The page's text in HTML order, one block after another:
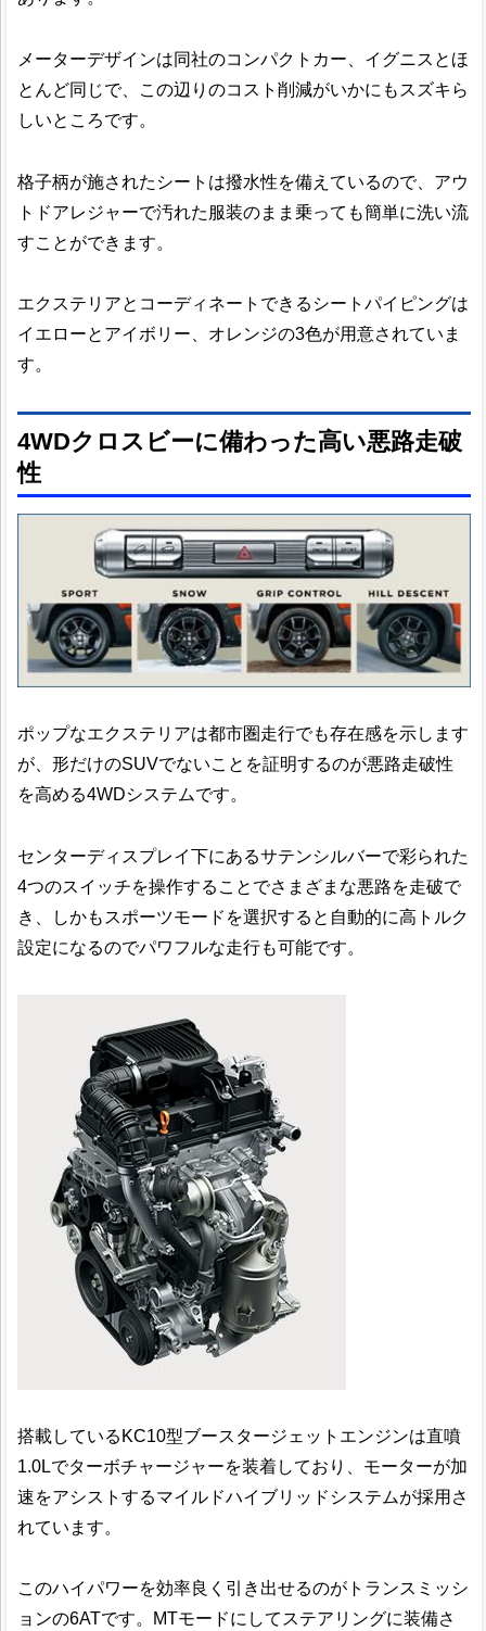
メーターデザインは同社のコンパクトカー、イグニスとほ
とんど同じで、この辺りのコスト削減がいかにもスズキら
しいところです。
格子柄が施されたシートは撥水性を備えているので、アウ
トドアレジャーで汚れた服装のまま乗っても簡単に洗い流
すことができます。
エクステリアとコーディネートできるシートパイピングは
イエローとアイボリー、オレンジの3色が用意されていま
す。
4WDクロスビーに備わった高い悪路走破
性
ポップなエクステリアは都市圏走行でも存在感を示します
が、形だけのSUVでないことを証明するのが悪路走破性
を高める4WDシステムです。
センターディスプレイ下にあるサテンシルバーで彩られた
4つのスイッチを操作することでさまざまな悪路を走破で
き、しかもスポーツモードを選択すると自動的に高トルク
設定になるのでパワフルな走行も可能です。
搭載しているKC10型ブースタージェットエンジンは直噴
1.0Lでターボチャージャーを装着しており、モーターが加
速をアシストするマイルドハイブリッドシステムが採用さ
れています。
このハイパワーを効率良く引き出せるのがトランスミッシ
ョンの6ATです。MTモードにしてステアリングに装備さ